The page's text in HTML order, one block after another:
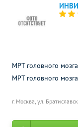
г. Москва, ул.
МРТ головного
МРТ головного мозга